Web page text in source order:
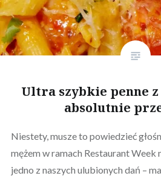
Ultra szybkie penne
absolutnie
Niestety, musze to powiedzieć
mężem w ramach Restaurant
jedno z naszych ulubionych dań –